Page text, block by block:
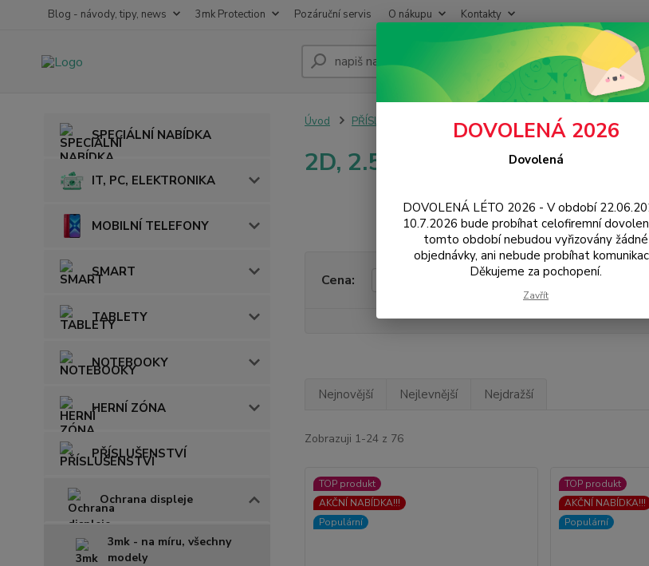
Blog - návody, tipy, news 3mk Protection Pozáruční servis O nákupu Kontakty
Hledat
SPECIÁLNÍ NABÍDKA
IT, PC, ELEKTRONIKA
MOBILNÍ TELEFONY
SMART
TABLETY
NOTEBOOKY
HERNÍ ZÓNA
PŘÍSLUŠENSTVÍ
Ochrana displeje
3mk - na míru, všechny
modely
Úvod PŘÍSLUŠENSTVÍ Ochrana displeje Tvrzená skla mobily
2D, 2.5D, rovné skla
Filtr -
Cena:
Nejnovější Nejlevnější Nejdražší
Zobrazuji 1-24 z 76
TOP produkt
AKČNÍ NABÍDKA!!!
Populární
TOP produkt
AKČNÍ NABÍDKA!!!
Populární
DOVOLENÁ 2026
Dovolená
DOVOLENÁ LÉTO 2026 - V období
10.7.2026 bude probíhat celofiremní
tomto období nebudou vyřizovány žádné
objednávky, ani nebude probíhat
Děkujeme za pochopení.
Zavřít